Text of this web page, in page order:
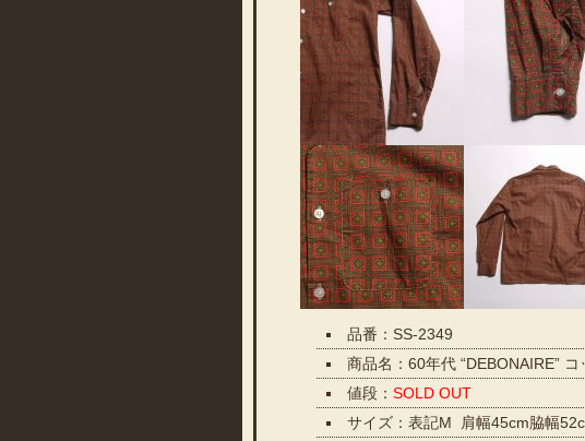
品番：SS-2349
商品名：60年代 “DEBONAIRE”
値段： SOLD OUT
サイズ：表記M 肩幅45cm脇幅